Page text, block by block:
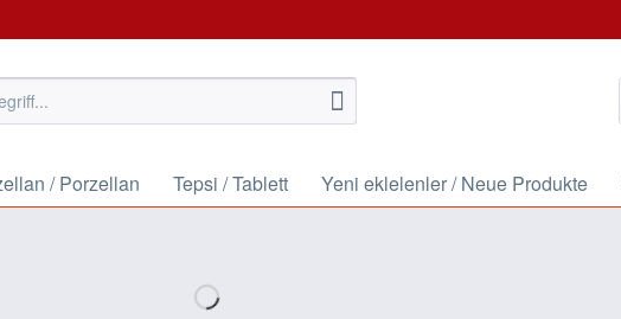
/ Porzellan Tepsi / Tablett Yeni eklelenler / Neue Produkte